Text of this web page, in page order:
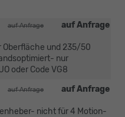
auf Anfrage
auf Anfrage
und 235/50
nur
oder Code VG8
auf Anfrage
auf Anfrage
nicht für 4 Motion-